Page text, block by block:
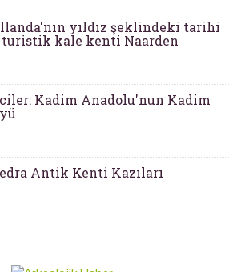
yıldız şeklindeki tarihi
turistik kale kenti Naarden
Kadim Anadolu'nun Kadim
Antik Kenti Kazıları